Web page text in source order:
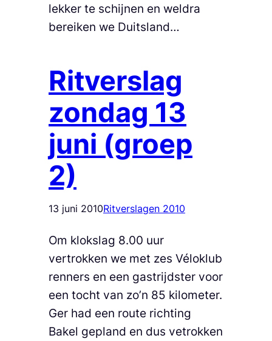
lekker te schijnen en weldra
bereiken we Duitsland…
Ritverslag
zondag 13
juni (groep
2)
13 juni 2010Ritverslagen 2010
Om klokslag 8.00 uur
vertrokken we met zes Véloklub
renners en een gastrijdster voor
een tocht van zo’n 85 kilometer.
Ger had een route richting
Bakel gepland en dus vetrokken